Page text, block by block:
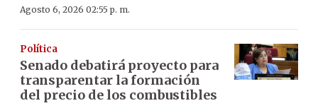
Agosto 6, 2026 02:55 p. m.
Política
Senado debatirá proyecto para
transparentar la formación
del precio de los combustibles